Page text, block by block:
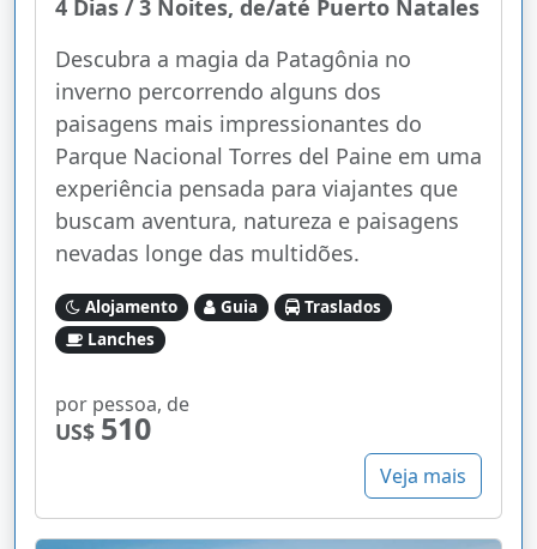
4 Dias / 3 Noites, de/até Puerto Natales
Descubra a magia da Patagônia no
inverno percorrendo alguns dos
paisagens mais impressionantes do
Parque Nacional Torres del Paine em uma
experiência pensada para viajantes que
buscam aventura, natureza e paisagens
nevadas longe das multidões.
Alojamento Guia
Traslados
Lanches
por pessoa, de
US$ 510
Veja mais